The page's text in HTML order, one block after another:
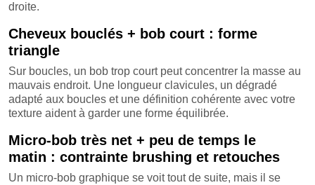
droite.
Cheveux bouclés + bob court : forme
triangle
Sur boucles, un bob trop court peut concentrer la masse au
mauvais endroit. Une longueur clavicules, un dégradé
adapté aux boucles et une définition cohérente avec votre
texture aident à garder une forme équilibrée.
Micro-bob très net + peu de temps le
matin : contrainte brushing et retouches
Un micro-bob graphique se voit tout de suite, mais il se